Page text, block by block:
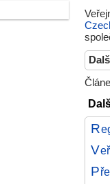
R
V
P